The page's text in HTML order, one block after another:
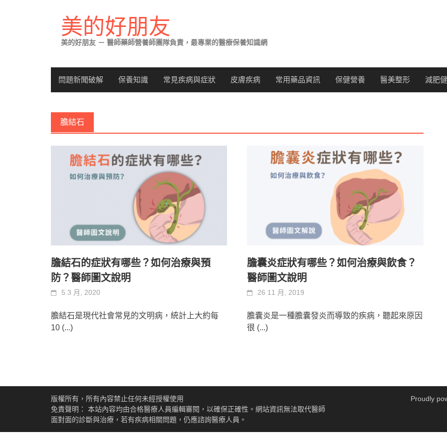
美的好朋友
美的好朋友 － 醫師藥師營養師團隊負責，最專業的醫療保養知識網
問題新聞破解 保養知識 常見疾病與症狀 皮膚疾病 常用藥品資訊 保健營養 醫美整形 減肥
膽結石
膽結石的症狀有哪些？如何治療與預
防？醫師圖文說明
5 3 月, 2020
膽結石是現代社會常見的文明病，統計上大約每
10 (...)
膽囊炎症狀有哪些？如何治療與飲食？
醫師圖文說明
26 11 月, 2019
膽囊炎是一種膽囊發炎而導致的疾病，聽起來原因
很 (...)
版權所有，所有內容禁止任何未經授權使用
免責聲明： 本站內容均由合格醫療人員編輯審閱，以確保正確性。網站資訊無法取代醫師
面對面的診斷與治療，若有疾病相關問題，仍應諮詢醫療人員。
Proudly